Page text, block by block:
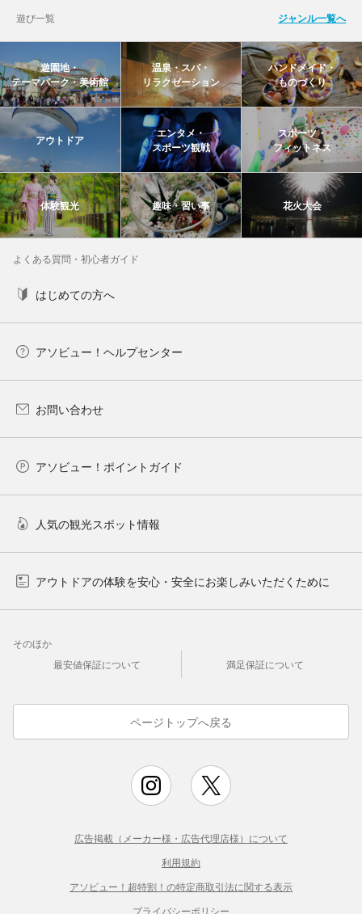
遊び一覧 ジャンル一覧へ
遊園地・
テーマパーク・美術館
温泉・スパ・
リラクゼーション
ハンドメイド・
ものづくり
アウトドア
エンタメ・
スポーツ観戦
スポーツ・
フィットネス
体験観光 趣味・習い事 花火大会
よくある質問・初心者ガイド
はじめての方へ
アソビュー！ヘルプセンター
お問い合わせ
アソビュー！ポイントガイド
人気の観光スポット情報
アウトドアの体験を安心・安全にお楽しみいただくために
そのほか
最安値保証について
満足保証について
ページトップへ戻る
広告掲載（メーカー様・広告代理店様）について
利用規約
アソビュー！超特割！の特定商取引法に関する表示
プライバシーポリシー